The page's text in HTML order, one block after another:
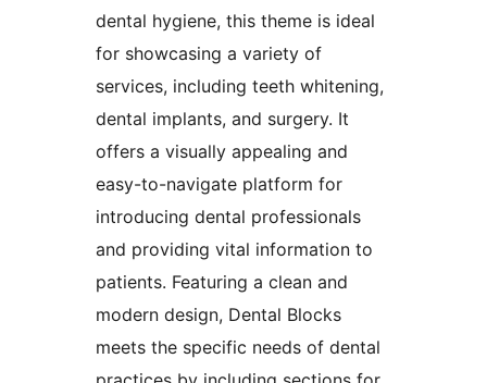
dental hygiene, this theme is ideal
for showcasing a variety of
services, including teeth whitening,
dental implants, and surgery. It
offers a visually appealing and
easy-to-navigate platform for
introducing dental professionals
and providing vital information to
patients. Featuring a clean and
modern design, Dental Blocks
meets the specific needs of dental